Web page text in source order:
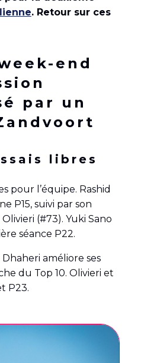
. Retour sur ces
end
par un
libres
pour l’équipe. Rashid
P15, suivi par son
(#73). Yuki Sano
séance P22.
Dhaheri améliore ses
du Top 10. Olivieri et
P23.